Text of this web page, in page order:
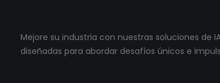
Mejore su industria con nuestras soluciones de
diseñadas para abordar desafíos únicos e